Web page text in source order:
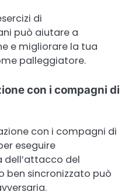
di
può aiutare a
e migliorare la tua
palleggiatore.
con i compagni di
con i compagni di
eseguire
del
ben sincronizzato può